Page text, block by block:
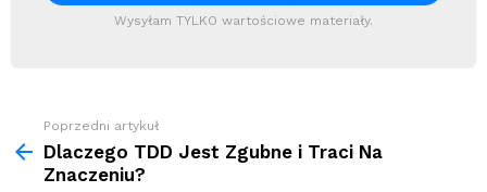
Wysyłam TYLKO wartościowe materiały.
Zobacz
więcej
Poprzedni artykuł
Dlaczego TDD Jest Zgubne i Traci Na
Znaczeniu?